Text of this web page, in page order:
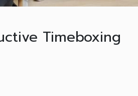
Timeboxing